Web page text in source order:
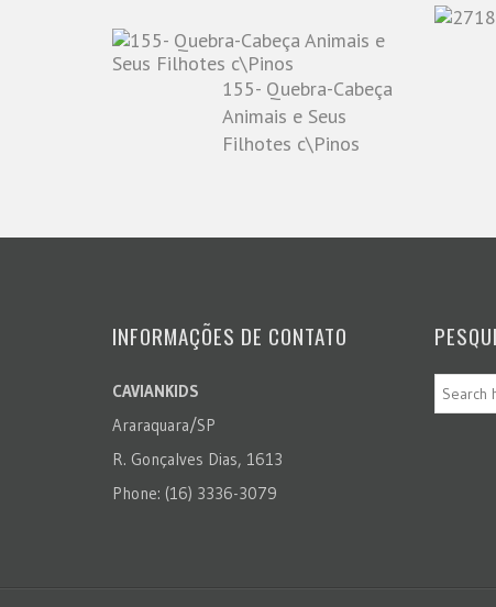
155- Quebra-Cabeça
Animais e Seus
Filhotes c\Pinos
INFORMAÇÕES DE CONTATO
CAVIANKIDS
Araraquara/SP
R. Gonçalves Dias, 1613
Phone: (16) 3336-3079